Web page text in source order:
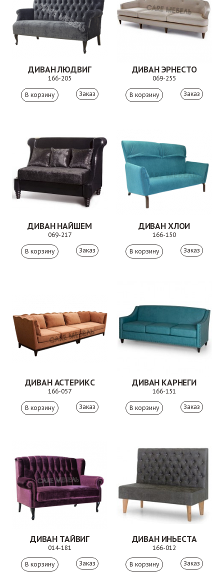
ДИВАН ЛЮДВИГ
166-205
Заказ
ДИВАН ЭРНЕСТО
069-255
Заказ
ДИВАН НАЙШЕМ
069-217
Заказ
ДИВАН ХЛОИ
166-150
Заказ
ДИВАН АСТЕРИКС
166-057
Заказ
ДИВАН КАРНЕГИ
166-151
Заказ
ДИВАН ТАЙВИГ
014-181
Заказ
ДИВАН ИНЬЕСТА
166-012
Заказ